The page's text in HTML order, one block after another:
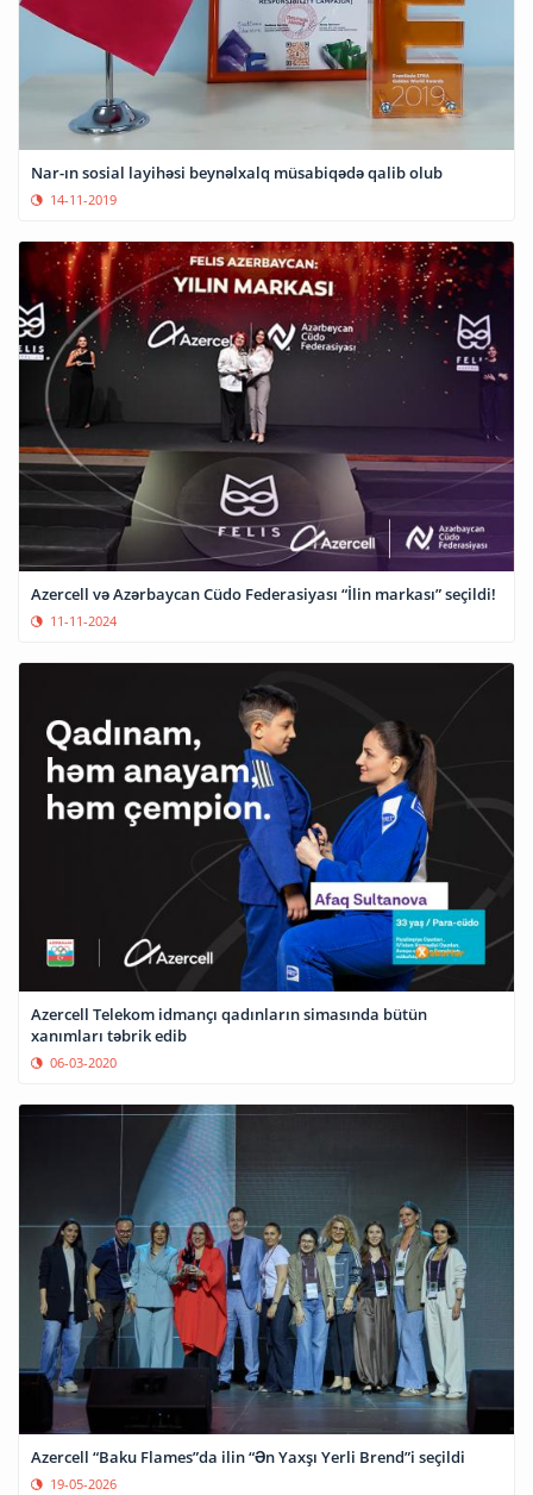
Nar-ın sosial layihəsi beynəlxalq müsabiqədə qalib olub
14-11-2019
Azercell və Azərbaycan Cüdo Federasiyası “İlin markası” seçildi!
11-11-2024
Azercell Telekom idmançı qadınların simasında bütün
xanımları təbrik edib
06-03-2020
Azercell “Baku Flames”da ilin “Ən Yaxşı Yerli Brend”i seçildi
19-05-2026